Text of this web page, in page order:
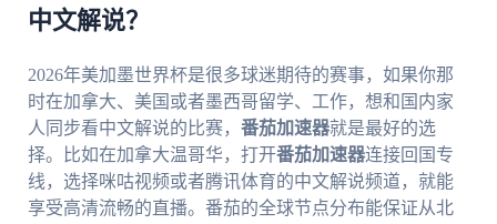
中文解说？
2026年美加墨世界杯是很多球迷期待的赛事，如果你那
时在加拿大、美国或者墨西哥留学、工作，想和国内家
人同步看中文解说的比赛， 番茄加速器就是最好的选
择。比如在加拿大温哥华，打开番茄加速器连接回国专
线，选择咪咕视频或者腾讯体育的中文解说频道，就能
享受高清流畅的直播。番茄的全球节点分布能保证从北